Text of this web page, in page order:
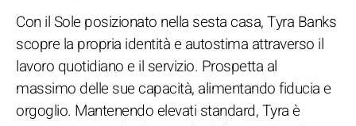
Con il Sole posizionato nella sesta casa, Tyra Banks
scopre la propria identità e autostima attraverso il
lavoro quotidiano e il servizio. Prospetta al
massimo delle sue capacità, alimentando fiducia e
orgoglio. Mantenendo elevati standard, Tyra è